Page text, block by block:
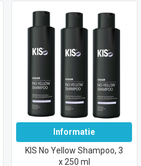
Informatie
KIS No Yellow Shampoo, 3
x 250 ml